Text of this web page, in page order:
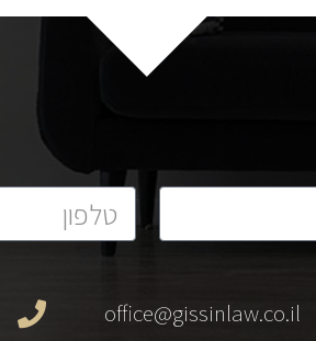
office@gissinlaw.co.il